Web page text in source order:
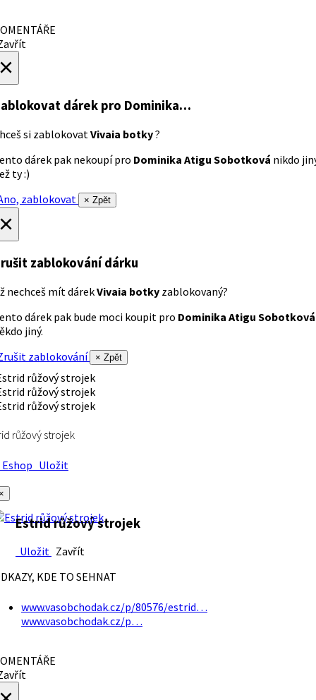
dárek pro Dominika…
si zablokovatVivaia botky?
dárek pak nekoupí pro Dominika Atigu Sobotková nikdo
ty :)
zablokovat
× Zpět
zablokování dárku
nechceš mít dárekVivaia botky zablokovaný?
dárek pak bude moci koupit pro Dominika Atigu Sobotková
jiný.
zablokování
× Zpět
růžový strojek
Uložit
Estrid růžový strojek
Uložit Zavřít
KDE TO SEHNAT
www.vasobchodak.cz/p/80576/estrid…
www.vasobchodak.cz/p…